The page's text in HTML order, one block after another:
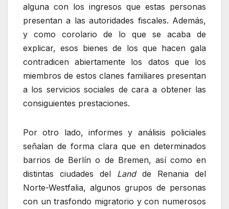
alguna con los ingresos que estas personas
presentan a las autoridades fiscales. Además,
y como corolario de lo que se acaba de
explicar, esos bienes de los que hacen gala
contradicen abiertamente los datos que los
miembros de estos clanes familiares presentan
a los servicios sociales de cara a obtener las
consiguientes prestaciones.
Por otro lado, informes y análisis policiales
señalan de forma clara que en determinados
barrios de Berlín o de Bremen, así como en
distintas ciudades del Landde Renania del
Norte-Westfalia, algunos grupos de personas
con un trasfondo migratorio y con numerosos